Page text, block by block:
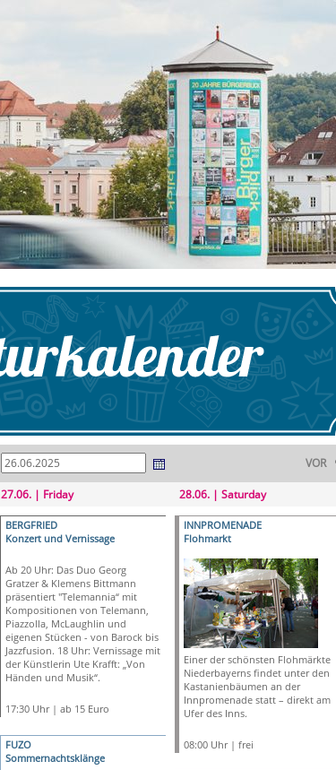
VOR
27.06. | Friday
BERGFRIED
Konzert und Vernissage
Ab 20 Uhr: Das Duo Georg
Gratzer & Klemens Bittmann
präsentiert "Telemannia“ mit
Kompositionen von Telemann,
Piazzolla, McLaughlin und
eigenen Stücken - von Barock bis
Jazzfusion. 18 Uhr: Vernissage mit
der Künstlerin Ute Krafft: „Von
Händen und Musik“.
17:30 Uhr | ab 15 Euro
FUZO
Sommernachtsklänge
28.06. | Saturday
INNPROMENADE
Flohmarkt
Einer der schönsten Flohmärkte
Niederbayerns findet unter den
Kastanienbäumen an der
Innpromenade statt – direkt am
Ufer des Inns.
08:00 Uhr | frei